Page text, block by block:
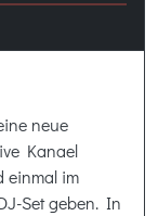
neue
Kanael
einmal im
Set geben. In